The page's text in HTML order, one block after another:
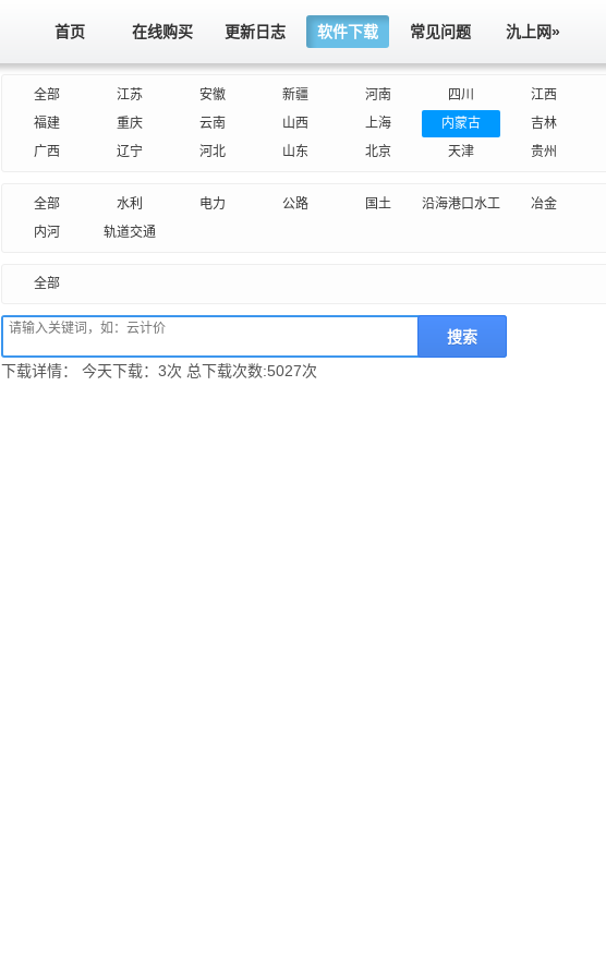
首页 在线购买 更新日志 软件下载 常见问题 氿上网»
全部 江苏 安徽 新疆 河南 四川 江西
福建
重庆 云南 山西 上海 内蒙古 吉林
广西
辽宁 河北 山东 北京 天津 贵州
全部 水利 电力 公路 国土 沿海港口水工 冶金
内河
轨道交通
全部
搜索
下载详情： 今天下载：3次 总下载次数:5027次